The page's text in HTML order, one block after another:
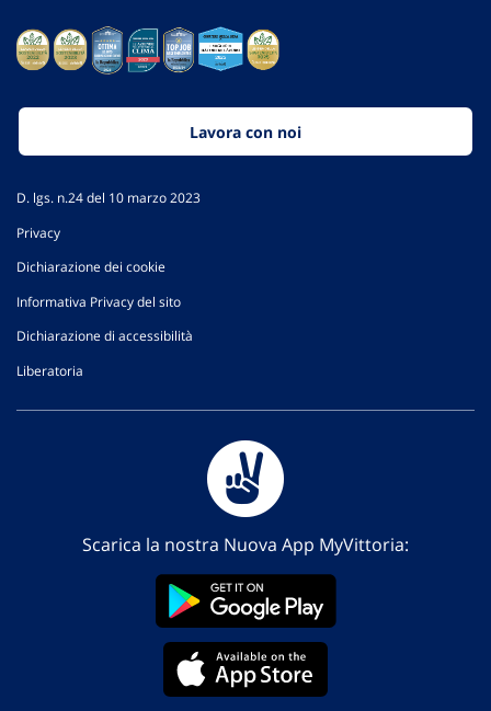
Lavora con noi
D. lgs. n.24 del 10 marzo 2023
Privacy
Dichiarazione dei cookie
Informativa Privacy del sito
Dichiarazione di accessibilità
Liberatoria
Scarica la nostra Nuova App MyVittoria: